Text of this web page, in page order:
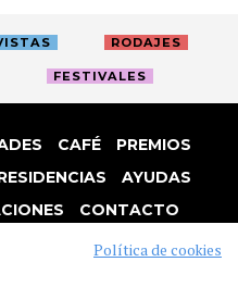
RODAJES
FESTIVALES
CAFÉ
PREMIOS
AYUDAS
CONTACTO
COOKIES
Política de cookies